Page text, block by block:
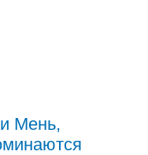
Мень,